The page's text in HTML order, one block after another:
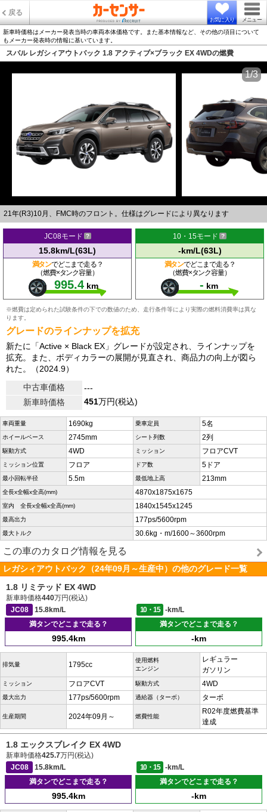
戻る
お気に入り メニュー
新車時価格はメーカー発表当時の車両本体価格です。また基本情報など、その他の項目について
もメーカー発表時の情報に基いています。
スバル レガシィアウトバック 1.8 アクティブ×ブラック EX 4WDの燃費
21年(R3)10月、FMC時のフロント。仕様はグレードにより異なります
1/3
JC08モード
15.8km/L(63L)
満タンでどこまで走る？
（燃費×タンク容量）
995.4 km
10・15モード
-km/L(63L)
満タンでどこまで走る？
（燃費×タンク容量）
- km
※燃費は定められた試験条件の下での数値のため、走行条件等により実際の燃料消費率は異な
ります。
グレードのラインナップを拡充
新たに「Active × Black EX」グレードが設定され、ラインナップを
拡充。また、ボディカラーの展開が見直され、商品力の向上が図ら
れた。（2024.9）
中古車価格
---
新車時価格
451万円(税込)
車両重量 1690kg 乗車定員 5名
ホイールベース 2745mm シート列数 2列
駆動方式 4WD ミッション フロアCVT
ミッション位置 フロア ドア数 5ドア
最小回転半径 5.5m 最低地上高 213mm
全長x全幅x全高(mm) 4870x1875x1675
室内 全長x全幅x全高(mm) 1840x1545x1245
最高出力 177ps/5600rpm
最大トルク 30.6kg・m/1600～3600rpm
この車のカタログ情報を見る
レガシィアウトバック（24年09月～生産中）の他のグレード一覧
1.8 リミテッド EX 4WD
新車時価格440万円(税込)
JC08
15.8km/L 10・15
-km/L
満タンでどこまで走る？
995.4km
満タンでどこまで走る？
-km
排気量 1795cc
使用燃料
エンジン
レギュラー
ガソリン
ミッション フロアCVT 駆動方式 4WD
最大出力 177ps/5600rpm 過給器（ターボ） ターボ
生産期間 2024年09月～ 燃費性能
R02年度燃費基準
達成
1.8 エックスブレイク EX 4WD
新車時価格425.7万円(税込)
JC08
15.8km/L 10・15
-km/L
満タンでどこまで走る？
995.4km
満タンでどこまで走る？
-km